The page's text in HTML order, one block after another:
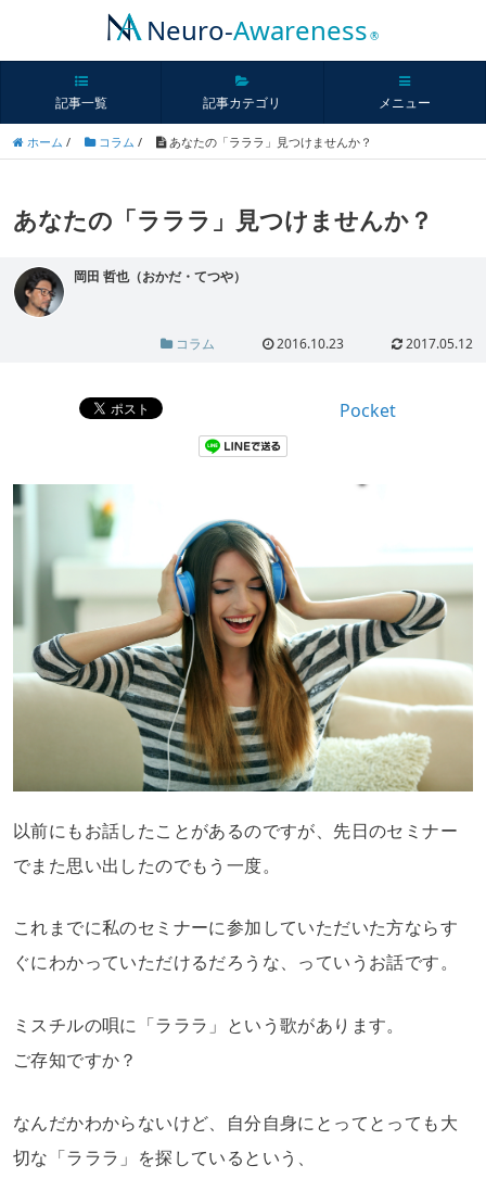
Neuro-Awareness ®
記事一覧 記事カテゴリ メニュー
ホーム / コラム / あなたの「ラララ」見つけませんか？
あなたの「ラララ」見つけませんか？
岡田 哲也（おかだ・てつや）
コラム 2016.10.23 2017.05.12
Pocket
以前にもお話したことがあるのですが、先日のセミナー
でまた思い出したのでもう一度。
これまでに私のセミナーに参加していただいた方ならす
ぐにわかっていただけるだろうな、っていうお話です。
ミスチルの唄に「ラララ」という歌があります。
ご存知ですか？
なんだかわからないけど、自分自身にとってとっても大
切な「ラララ」を探しているという、